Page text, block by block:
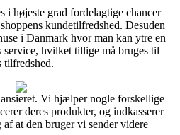
i højeste grad fordelagtige chancer
kundetilfredshed. Desuden
i Danmark hvor man kan ytre en
hvilket tillige må bruges til
tilfredshed.
Vi hjælper nogle forskellige
deres produkter, og indkasserer
at den bruger vi sender videre